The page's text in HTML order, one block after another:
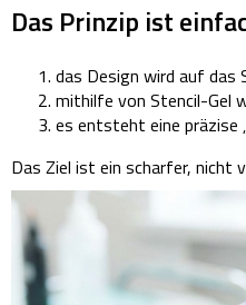
Das Prinzip ist
das Design wird auf das
mithilfe von Stencil-Gel
es entsteht eine präzise
Das Ziel ist ein scharfer, nicht